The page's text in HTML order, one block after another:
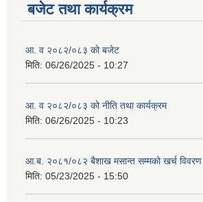
बजेट तथा कार्यक्रम
आ. व २०८२/०८३ को बजेट
मिति: 06/26/2025 - 10:27
आ. व २०८२/०८३ को नीति तथा कार्यक्रम
मिति: 06/26/2025 - 10:23
आ.ब. २०८१/०८२ बैशाख मसान्त सम्मको खर्च विवरण
मिति: 05/23/2025 - 15:50